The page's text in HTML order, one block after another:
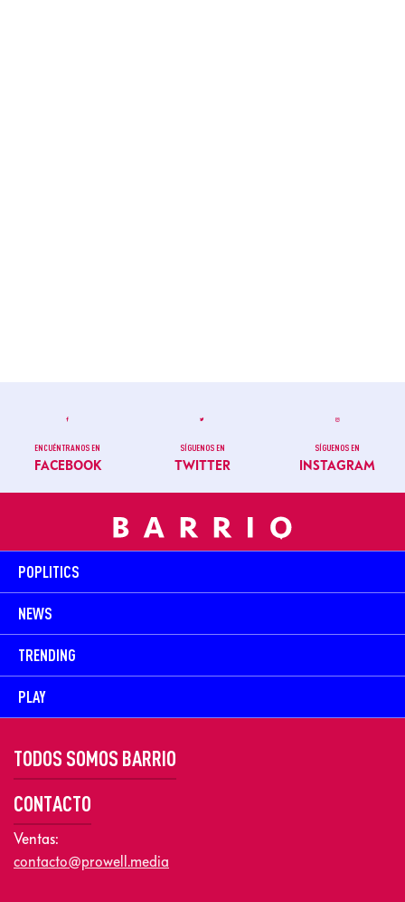
ENCUÉNTRANOS EN
FACEBOOK
SÍGUENOS EN
TWITTER
SÍGUENOS EN
INSTAGRAM
POPLITICS
NEWS
TRENDING
PLAY
TODOS SOMOS BARRIO
CONTACTO
Ventas:
contacto@prowell.media